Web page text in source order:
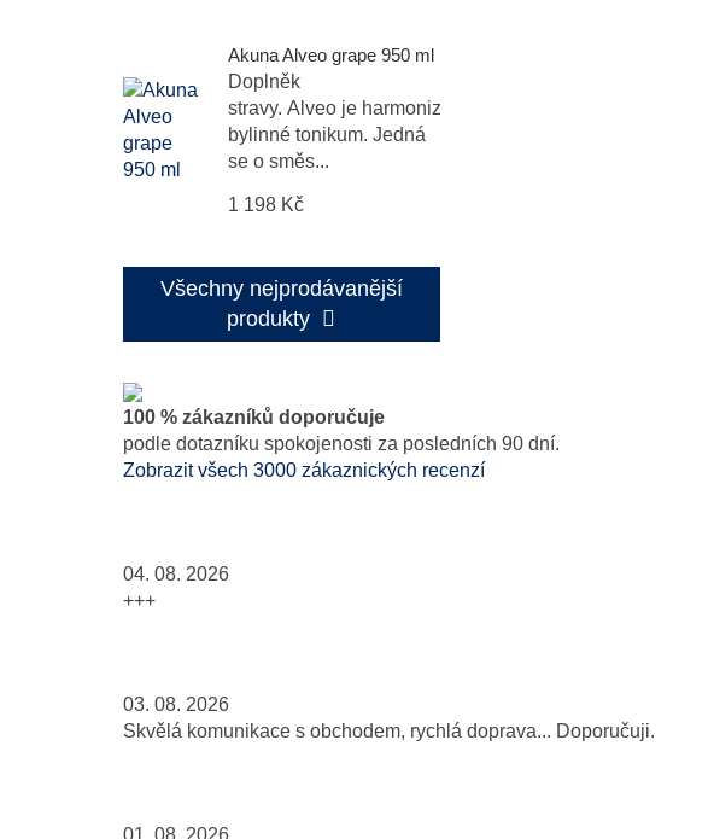
Akuna Alveo grape 950 ml
Doplněk
stravy. Alveo je harmonizační
bylinné tonikum. Jedná
se o směs...
1 198 Kč
Všechny nejprodávanější
produkty
100 % zákazníků doporučuje
podle dotazníku spokojenosti za posledních 90 dní.
Zobrazit všech 3000 zákaznických recenzí
04. 08. 2026
+++
03. 08. 2026
Skvělá komunikace s obchodem, rychlá doprava... Doporučuji.
01. 08. 2026